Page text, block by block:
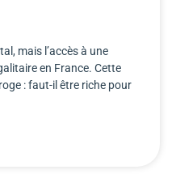
mais l’accès à une
en France. Cette
: faut-il être riche pour